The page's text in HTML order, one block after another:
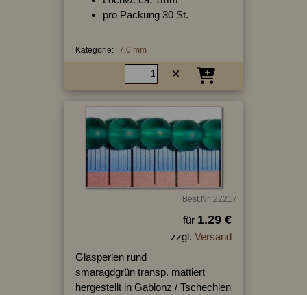
pro Packung 30 St.
Kategorie: 7,0 mm
Best.Nr.:22217
für 1.29 €
zzgl. Versand
Glasperlen rund
smaragdgrün transp. mattiert
hergestellt in Gablonz / Tschechien